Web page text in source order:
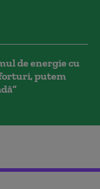
de energie cu
putem